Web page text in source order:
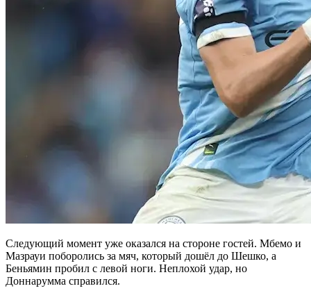
Следующий момент уже оказался на стороне гостей. Мбемо и
Мазрауи поборолись за мяч, который дошёл до Шешко, а
Беньямин пробил с левой ноги. Неплохой удар, но
Доннарумма справился.